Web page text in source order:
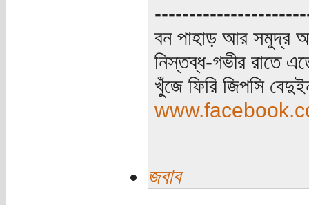
বন পাহাড় আর সমুদ্র
নিস্তব্ধ-গভীর রাতে
খুঁজে ফিরি জিপসি
জবাব